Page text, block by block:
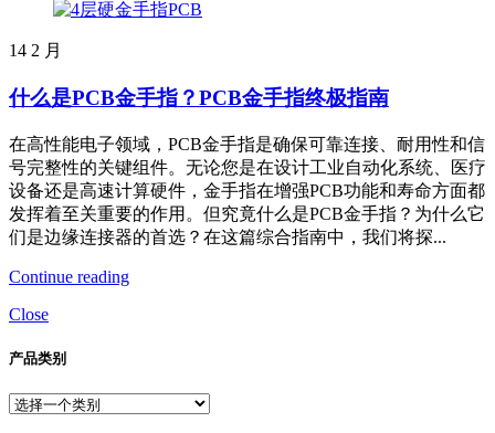
14 2 月
什么是PCB金手指？PCB金手指终极指南
在高性能电子领域，PCB金手指是确保可靠连接、耐用性和信
号完整性的关键组件。无论您是在设计工业自动化系统、医疗
设备还是高速计算硬件，金手指在增强PCB功能和寿命方面都
发挥着至关重要的作用。但究竟什么是PCB金手指？为什么它
们是边缘连接器的首选？在这篇综合指南中，我们将探...
Continue reading
Close
产品类别